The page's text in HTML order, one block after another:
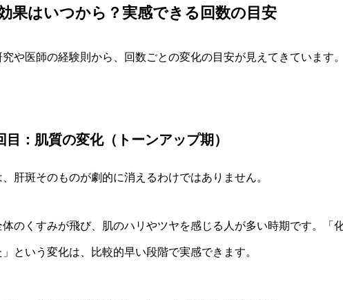
効果はいつから？実感できる回数の目安
や医師の経験則から、回数ごとの変化の目安が見えてきています
目：肌質の変化（トーンアップ期）
肝斑そのものが劇的に消えるわけではありません。
体のくすみが飛び、肌のハリやツヤを感じる人が多い時期です。「
という変化は、比較的早い段階で実感できます。